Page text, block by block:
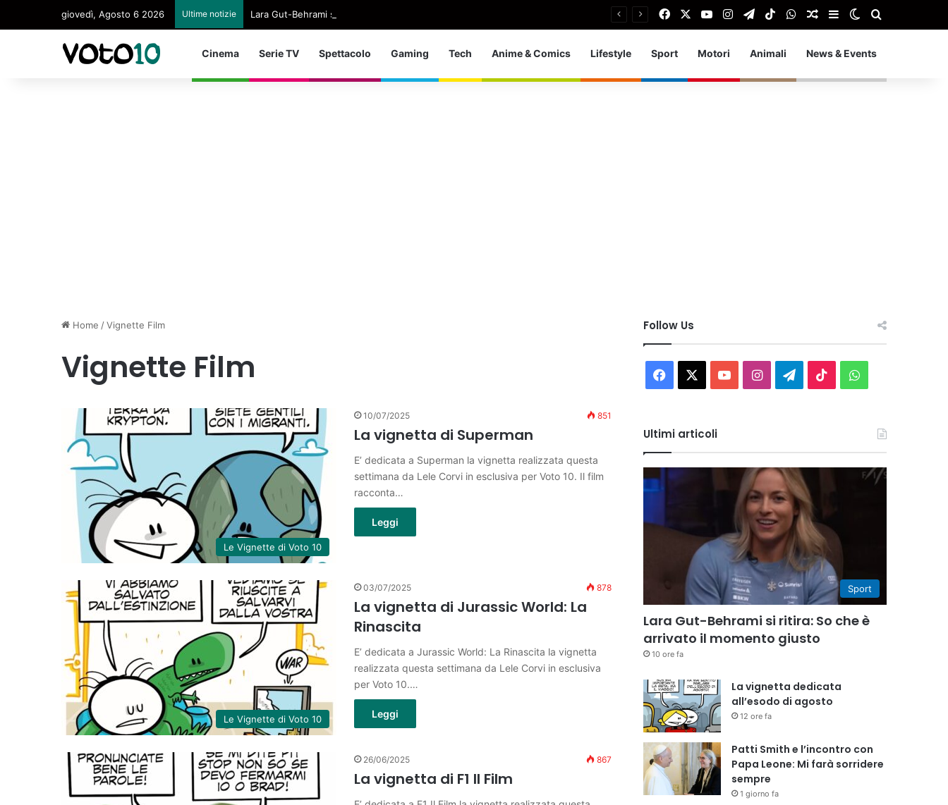
giovedì, Agosto 6 2026 Ultime notizie Lara Gut-Behrami si ritira: So che è arrivato il momento giusto FacebookYou TubeInstagram
TelegramTikTokWhatsApp
Articolo Random
Barra laterale
Cambia aspetto
Cinema Serie TV Spettacolo Gaming Tech Anime & Comics Lifestyle Sport Motori Animali News & Events
Home /Vignette Film
Vignette Film
Le Vignette di Voto 10
10/07/2025 851
La vignetta di Superman
E’ dedicata a Superman la vignetta realizzata questa
settimana da Lele Corvi in esclusiva per Voto 10. Il film
racconta…
Leggi
Le Vignette di Voto 10
03/07/2025 878
La vignetta di Jurassic World: La
Rinascita
E’ dedicata a Jurassic World: La Rinascita la vignetta
realizzata questa settimana da Lele Corvi in esclusiva
per Voto 10.…
Leggi
26/06/2025 867
La vignetta di F1 Il Film
Follow Us
Facebook You InstagramTelegram
TikTokWhatsApp
Ultimi articoli
Sport
Lara Gut-Behrami si ritira: So che è
arrivato il momento giusto
10 ore fa
La vignetta dedicata
all’esodo di agosto
12 ore fa
Patti Smith e l’incontro con
Papa Leone: Mi farà sorridere
sempre
1 giorno fa